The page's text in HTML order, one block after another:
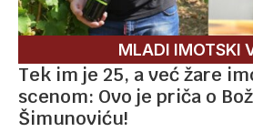
MLADI IMOTSKI
Tek im je 25, a već žare
scenom: Ovo je priča o
Šimunoviću!